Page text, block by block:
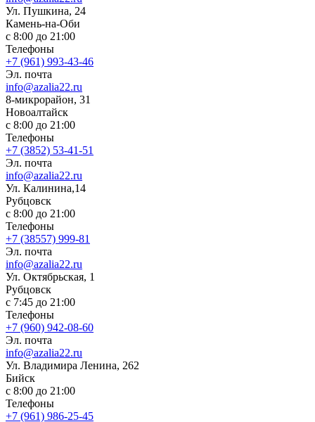
Ул. Пушкина, 24
Камень-на-Оби
с 8:00 до 21:00
Телефоны
+7 (961) 993-43-46
Эл. почта
info@azalia22.ru
8-микрорайон, 31
Новоалтайск
с 8:00 до 21:00
Телефоны
+7 (3852) 53-41-51
Эл. почта
info@azalia22.ru
Ул. Калинина,14
Рубцовск
с 8:00 до 21:00
Телефоны
+7 (38557) 999-81
Эл. почта
info@azalia22.ru
Ул. Октябрьская, 1
Рубцовск
с 7:45 до 21:00
Телефоны
+7 (960) 942-08-60
Эл. почта
info@azalia22.ru
Ул. Владимира Ленина, 262
Бийск
с 8:00 до 21:00
Телефоны
+7 (961) 986-25-45